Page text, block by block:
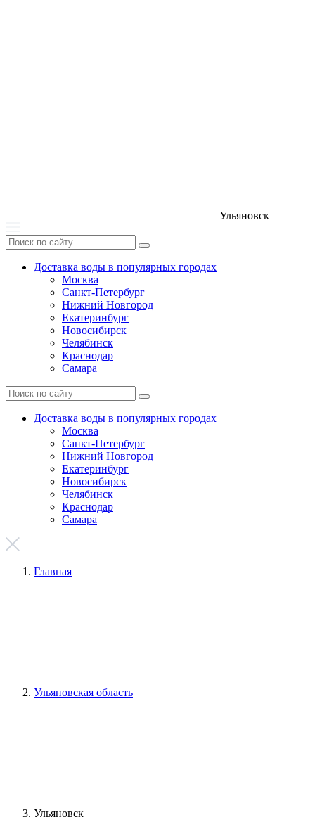
Ульяновск
Доставка воды в популярных городах
Москва
Санкт-Петербург
Нижний Новгород
Екатеринбург
Новосибирск
Челябинск
Краснодар
Самара
Доставка воды в популярных городах
Москва
Санкт-Петербург
Нижний Новгород
Екатеринбург
Новосибирск
Челябинск
Краснодар
Самара
Главная
Ульяновская область
Ульяновск